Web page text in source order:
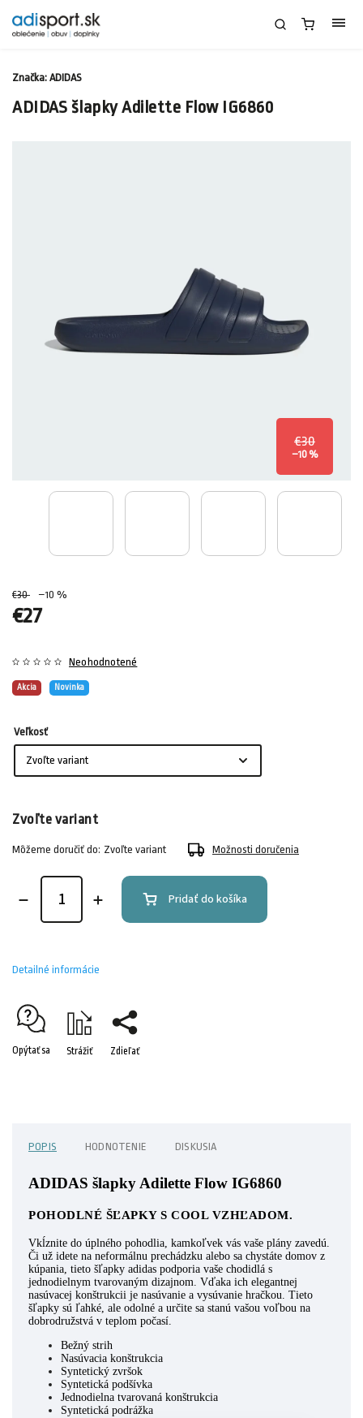
ADIDAS šlapky Adilette Flow IG6860
€30
–10 %
€30 –10 %
€27
Akcia Novinka
Neohodnotené
Značka: ADIDAS
Veľkosť
Zvoľte variant
Môžeme doručiť do: Zvoľte variant Možnosti doručenia
Pridať do košíka
Detailné informácie
Opýtať sa Strážiť Zdieľať
POPIS HODNOTENIE DISKUSIA
ADIDAS šlapky Adilette Flow IG6860
POHODLNÉ ŠĽAPKY S COOL VZHĽADOM.
Vkĺznite do úplného pohodlia, kamkoľvek vás vaše plány zavedú.
Či už idete na neformálnu prechádzku alebo sa chystáte domov z
kúpania, tieto šľapky adidas podporia vaše chodidlá s
jednodielnym tvarovaným dizajnom. Vďaka ich elegantnej
nasúvacej konštrukcii je nasúvanie a vysúvanie hračkou. Tieto
šľapky sú ľahké, ale odolné a určite sa stanú vašou voľbou na
dobrodružstvá v teplom počasí.
Bežný strih
Nasúvacia konštrukcia
Syntetický zvršok
Syntetická podšívka
Jednodielna tvarovaná konštrukcia
Syntetická podrážka